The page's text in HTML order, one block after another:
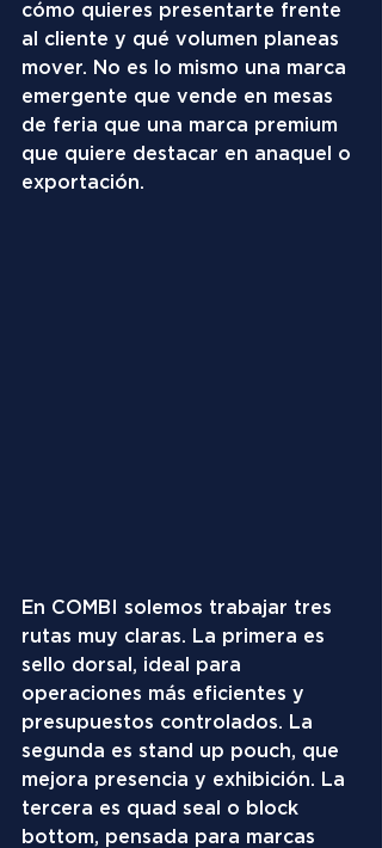
cómo quieres presentarte frente
al cliente y qué volumen planeas
mover. No es lo mismo una marca
emergente que vende en mesas
de feria que una marca premium
que quiere destacar en anaquel o
exportación.
En COMBI solemos trabajar tres
rutas muy claras. La primera es
sello dorsal, ideal para
operaciones más eficientes y
presupuestos controlados. La
segunda es stand up pouch, que
mejora presencia y exhibición. La
tercera es quad seal o block
bottom, pensada para marcas